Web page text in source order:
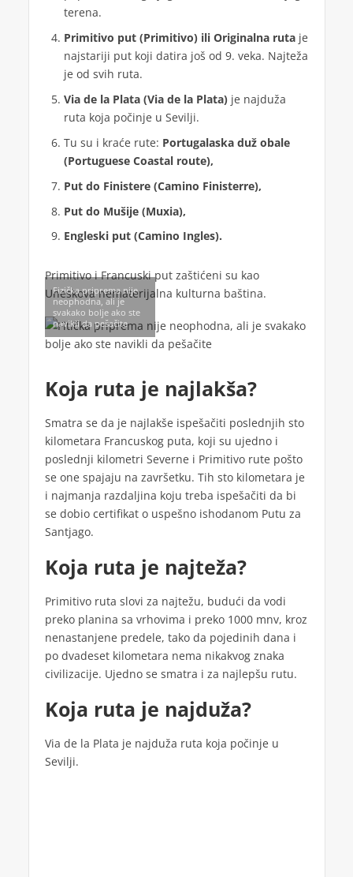
terena.
Primitivo put (Primitivo) ili Originalna rutaje
najstariji put koji datira još od 9. veka. Najteža
je od svih ruta.
Via de la Plata (Via de la Plata)je najduža
ruta koja počinje u Sevilji.
Tu su i kraće rute: Portugalaska duž obale
(Portuguese Coastal route),
Put do Finistere (Camino Finisterre),
Put do Mušije (Muxia),
Engleski put (Camino Ingles).
Primitivo i Francuski put zaštićeni su kao
Uneskova nematerijalna kulturna baština.
Fizička priprema nije
neophodna, ali je
svakako bolje ako ste
navikli da pešačite
Koja ruta je najlakša?
Smatra se da je najlakše ispešačiti poslednjih sto
kilometara Francuskog puta, koji su ujedno i
poslednji kilometri Severne i Primitivo rute pošto
se one spajaju na završetku. Tih sto kilometara je
i najmanja razdaljina koju treba ispešačiti da bi
se dobio certifikat o uspešno ishodanom Putu za
Santjago.
Koja ruta je najteža?
Primitivo ruta slovi za najtežu, budući da vodi
preko planina sa vrhovima i preko 1000 mnv, kroz
nenastanjene predele, tako da pojedinih dana i
po dvadeset kilometara nema nikakvog znaka
civilizacije. Ujedno se smatra i za najlepšu rutu.
Koja ruta je najduža?
Via de la Plata je najduža ruta koja počinje u
Sevilji.